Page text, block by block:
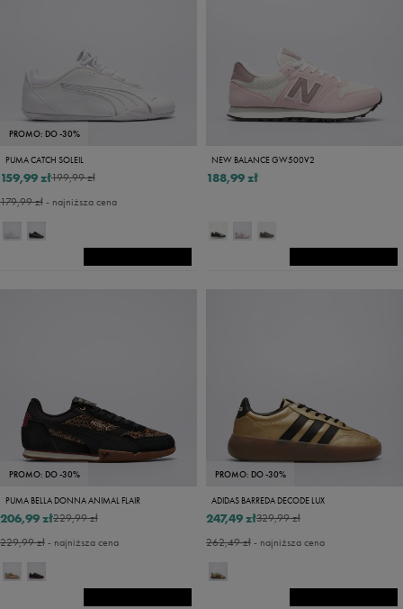
PROMO: DO -30%
PUMA CATCH SOLEIL
199,99 zł
159,99 zł
179,99 zł- najniższa cena
NEW BALANCE GW500V2
188,99 zł
PROMO: DO -30%
PUMA BELLA DONNA ANIMAL FLAIR
229,99 zł
206,99 zł
229,99 zł- najniższa cena
PROMO: DO -30%
ADIDAS BARREDA DECODE LUX
329,99 zł
247,49 zł
262,49 zł- najniższa cena